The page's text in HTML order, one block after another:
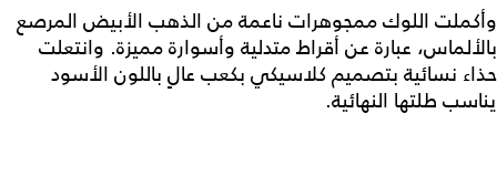
وأكملت اللوك ممجوهرات ناعمة من الذهب الأبيض المرصع
بالألماس، عبارة عن أقراط متدلية وأسوارة مميزة. وانتعلت
حذاء نسائية بتصميم كلاسيكي بكعب عالٍ باللون الأسود
يناسب طلتها النهائية.